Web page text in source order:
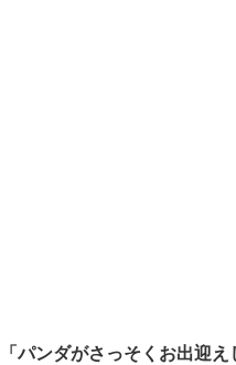
「パンダがさっそくお出迎